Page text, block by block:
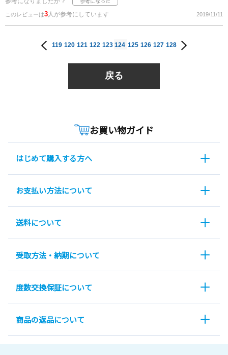
このレビューは3人が参考にしています 2019/11/11
119 120 121 122 123 124 125 126 127 128
戻る
お買い物ガイド
はじめて購入する方へ
お支払い方法について
送料について
受取方法・納期について
度数交換保証について
商品の返品について